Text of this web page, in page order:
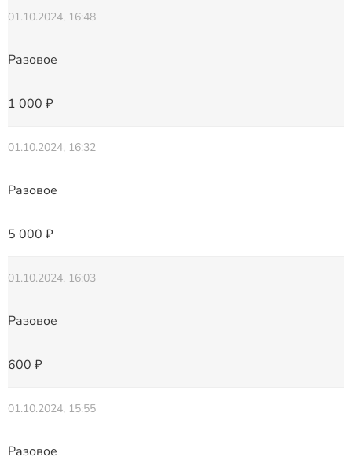
01.10.2024, 16:48
Разовое
1 000 ₽
01.10.2024, 16:32
Разовое
5 000 ₽
01.10.2024, 16:03
Разовое
600 ₽
01.10.2024, 15:55
Разовое